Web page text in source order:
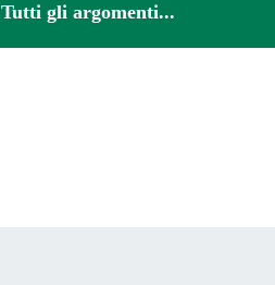
Tutti gli argomenti...